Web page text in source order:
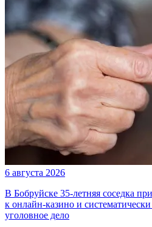
6 августа 2026
В Бобруйске 35-летняя соседка
к онлайн-казино и
уголовное дело